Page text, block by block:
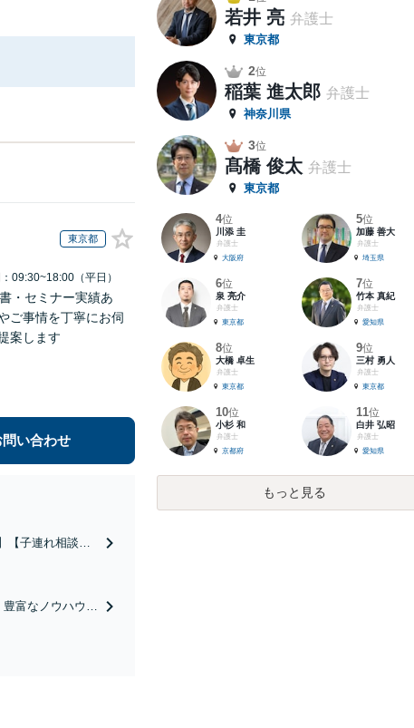
東京都
09:30~18:00（平日）
・セミナー実績あ
ご事情を丁寧にお伺
案します
問い合わせ
【子連れ相談
料】
富なノウハウと
若井 亮 弁護士
東京都
2位
稲葉 進太郎 弁護士
神奈川県
3位
髙橋 俊太 弁護士
東京都
4位
川添 圭
弁護士
大阪府
5位
加藤 善大
弁護士
埼玉県
6位
泉 亮介
弁護士
東京都
7位
竹本 真紀
弁護士
愛知県
8位
大橋 卓生
弁護士
東京都
9位
三村 勇人
弁護士
東京都
10位
小杉 和
弁護士
京都府
11位
白井 弘昭
弁護士
愛知県
もっと見る